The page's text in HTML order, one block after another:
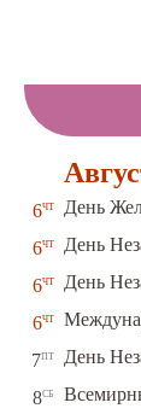
6чт День
6чт День
6чт День
6чт
7пт День
8сб